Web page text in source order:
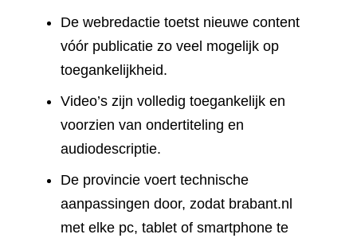
De webredactie toetst nieuwe content
vóór publicatie zo veel mogelijk op
toegankelijkheid.
Video’s zijn volledig toegankelijk en
voorzien van ondertiteling en
audiodescriptie.
De provincie voert technische
aanpassingen door, zodat brabant.nl
met elke pc, tablet of smartphone te